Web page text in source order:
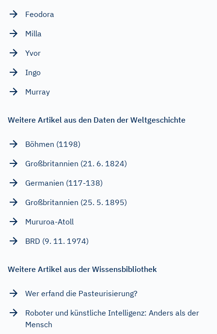
Feodora
Milla
Yvor
Ingo
Murray
Weitere Artikel aus den Daten der Weltgeschichte
Böhmen (1198)
Großbritannien (21. 6. 1824)
Germanien (117-138)
Großbritannien (25. 5. 1895)
Mururoa-Atoll
BRD (9. 11. 1974)
Weitere Artikel aus der Wissensbibliothek
Wer erfand die Pasteurisierung?
Roboter und künstliche Intelligenz: Anders als der
Mensch